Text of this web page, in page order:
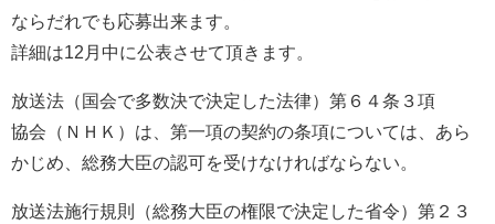
ならだれでも応募出来ます。
詳細は12月中に公表させて頂きます。
放送法（国会で多数決で決定した法律）第６４条３項
協会（ＮＨＫ）は、第一項の契約の条項については、あら
かじめ、総務大臣の認可を受けなければならない。
放送法施行規則（総務大臣の権限で決定した省令）第２３